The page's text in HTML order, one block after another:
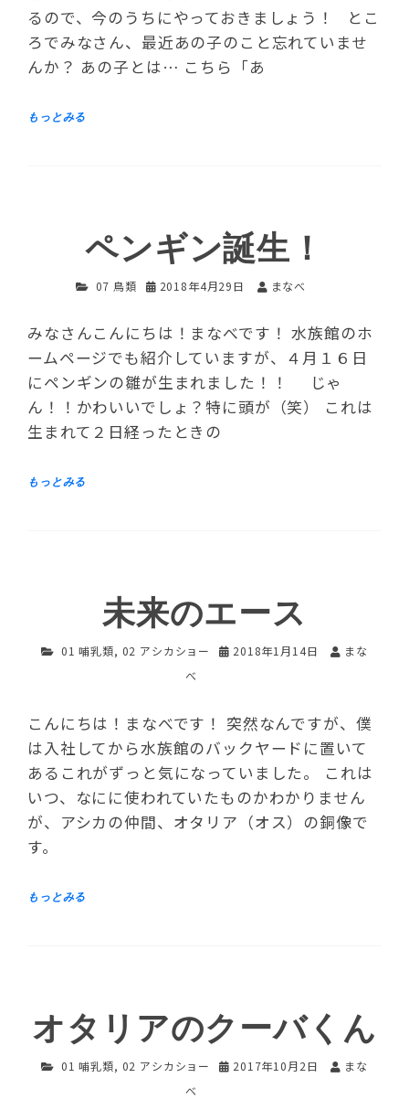
るので、今のうちにやっておきましょう！ とこ
ろでみなさん、最近あの子のこと忘れていませ
んか？ あの子とは… こちら「あ
ペンギン誕生！
07 鳥類 2018年4月29日 まなべ
みなさんこんにちは！まなべです！ 水族館のホ
ームページでも紹介していますが、４月１６日
にペンギンの雛が生まれました！！ じゃ
ん！！かわいいでしょ？特に頭が（笑） これは
生まれて２日経ったときの
未来のエース
01 哺乳類, 02 アシカショー 2018年1月14日
まな
べ
こんにちは！まなべです！ 突然なんですが、僕
は入社してから水族館のバックヤードに置いて
あるこれがずっと気になっていました。 これは
いつ、なにに使われていたものかわかりません
が、アシカの仲間、オタリア（オス）の銅像で
す。
オタリアのクーバくん
01 哺乳類, 02 アシカショー 2017年10月2日
まな
べ